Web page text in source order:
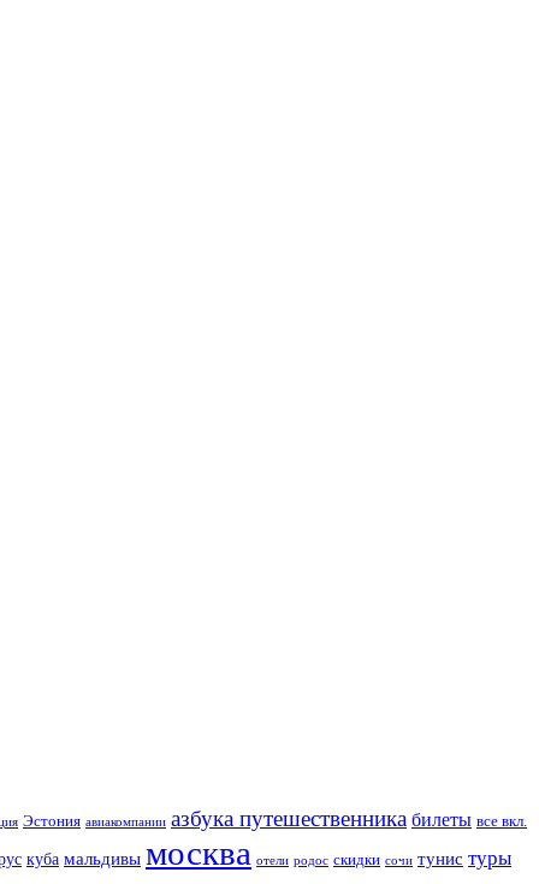
Эстония авиакомпании азбука путешественника билеты все вкл.
куба мальдивы москва отели родос скидки сочи тунис туры